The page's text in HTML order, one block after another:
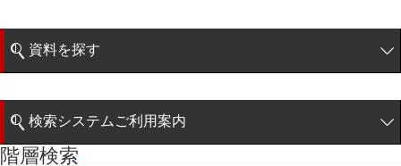
藩政文書
県庁伝来旧藩記録
資料を探す
階層検索
検索システムご利用案内
検索システムの利用について
階層検索